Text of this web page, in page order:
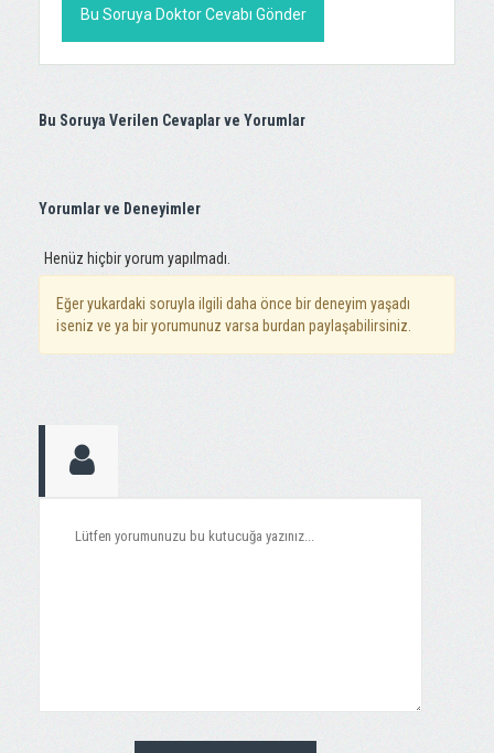
Bu Soruya Doktor Cevabı Gönder
Bu Soruya Verilen Cevaplar ve Yorumlar
Yorumlar ve Deneyimler
Henüz hiçbir yorum yapılmadı.
Eğer yukardaki soruyla ilgili daha önce bir deneyim yaşadı
iseniz ve ya bir yorumunuz varsa burdan paylaşabilirsiniz.